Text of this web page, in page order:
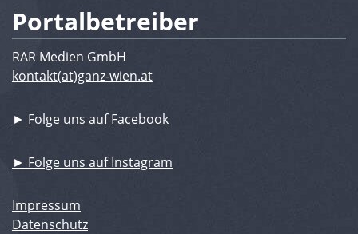
Portalbetreiber
RAR Medien GmbH
kontakt(at)ganz-wien.at
► Folge uns auf Facebook
► Folge uns auf Instagram
Impressum
Datenschutz